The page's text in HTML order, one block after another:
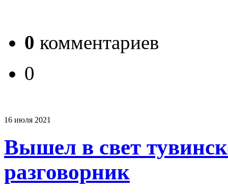
0 комментариев
0
16 июля 2021
Вышел в свет
разговорник